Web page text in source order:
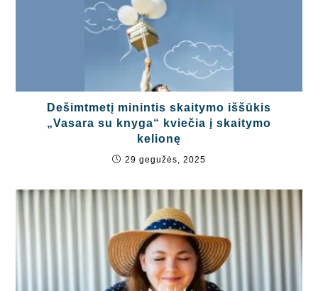
Dešimtmetį minintis skaitymo iššūkis
„Vasara su knyga“ kviečia į skaitymo
kelionę
29 gegužės, 2025